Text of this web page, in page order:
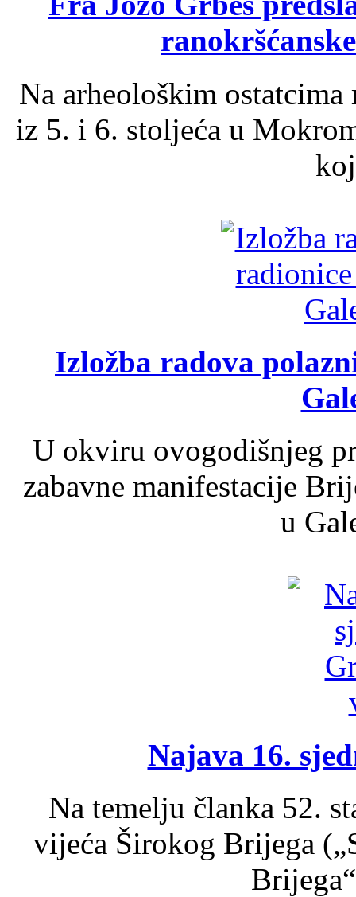
Na arheološkim
iz 5. i 6. stoljeća u
Izložba radova
U okviru ovogodišnjeg
zabavne manifestacije
u
Najava 16.
Na temelju članka 52.
vijeća Širokog Brijega